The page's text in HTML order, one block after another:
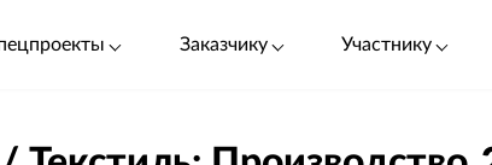
Заказчику Участнику